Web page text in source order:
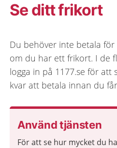
Se ditt frikort
Du behöver inte betala
om du har ett frikort. I de
logga in på 1177.se för
kvar att betala innan du
Använd tjänsten
För att se hur mycket du